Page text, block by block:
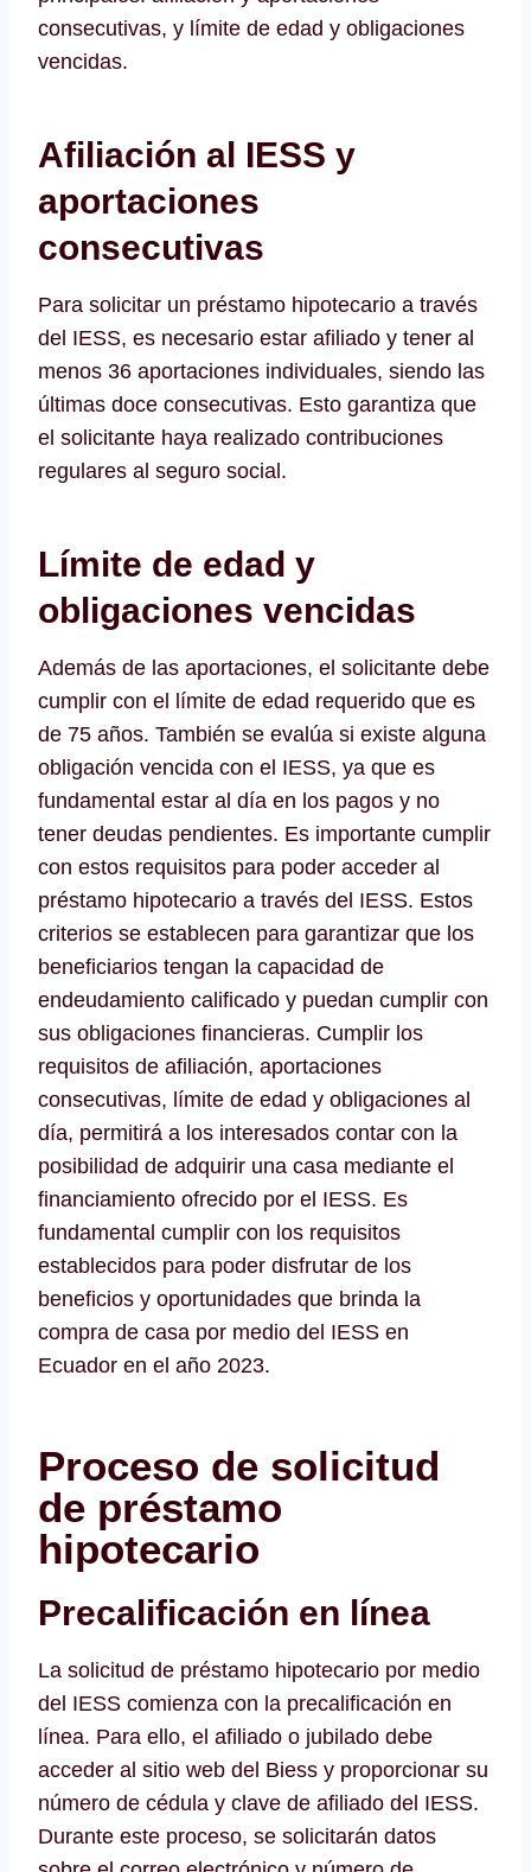
consecutivas, y límite de edad y obligaciones
vencidas.
Afiliación al IESS y
aportaciones
consecutivas
Para solicitar un préstamo hipotecario a través
del IESS, es necesario estar afiliado y tener al
menos 36 aportaciones individuales, siendo las
últimas doce consecutivas. Esto garantiza que
el solicitante haya realizado contribuciones
regulares al seguro social.
Límite de edad y
obligaciones vencidas
Además de las aportaciones, el solicitante debe
cumplir con el límite de edad requerido que es
de 75 años. También se evalúa si existe alguna
obligación vencida con el IESS, ya que es
fundamental estar al día en los pagos y no
tener deudas pendientes. Es importante cumplir
con estos requisitos para poder acceder al
préstamo hipotecario a través del IESS. Estos
criterios se establecen para garantizar que los
beneficiarios tengan la capacidad de
endeudamiento calificado y puedan cumplir con
sus obligaciones financieras. Cumplir los
requisitos de afiliación, aportaciones
consecutivas, límite de edad y obligaciones al
día, permitirá a los interesados contar con la
posibilidad de adquirir una casa mediante el
financiamiento ofrecido por el IESS. Es
fundamental cumplir con los requisitos
establecidos para poder disfrutar de los
beneficios y oportunidades que brinda la
compra de casa por medio del IESS en
Ecuador en el año 2023.
Proceso de solicitud
de préstamo
hipotecario
Precalificación en línea
La solicitud de préstamo hipotecario por medio
del IESS comienza con la precalificación en
línea. Para ello, el afiliado o jubilado debe
acceder al sitio web del Biess y proporcionar su
número de cédula y clave de afiliado del IESS.
Durante este proceso, se solicitarán datos